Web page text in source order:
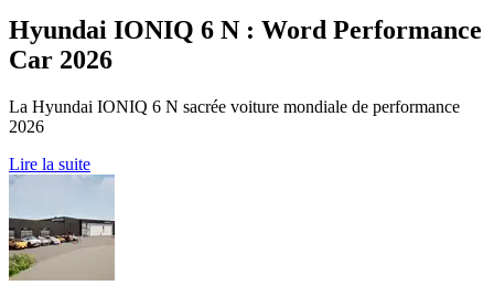
Hyundai IONIQ 6 N : Word Performance
Car 2026
La Hyundai IONIQ 6 N sacrée voiture mondiale de performance
2026
Lire la suite